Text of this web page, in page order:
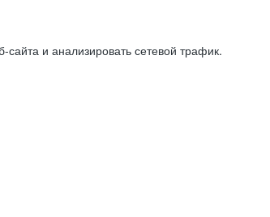
и анализировать сетевой трафик.